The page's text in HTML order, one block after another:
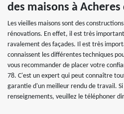
des maisons à Acheres
Les vieilles maisons sont des
rénovations. En effet, il est très
ravalement des façades. Il est très
connaissent les différentes techniques
vous recommander de placer votre
78. C'est un expert qui peut connaître
garantie d'un meilleur rendu de travail.
renseignements, veuillez le téléphoner